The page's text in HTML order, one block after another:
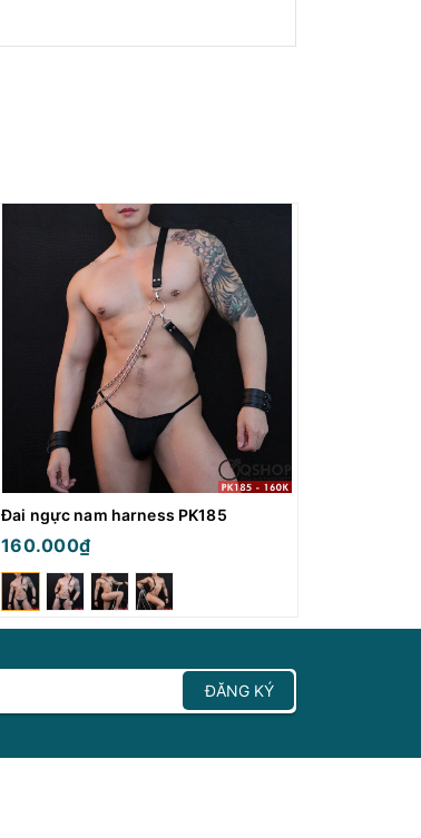
Đai ngực nam harness PK185
160.000₫
ĐĂNG KÝ